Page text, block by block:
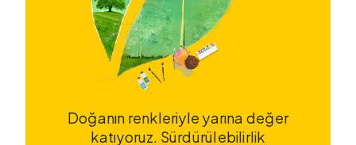
Doğanın renkleriyle yarına değer
katıyoruz. Sürdürülebilirlik